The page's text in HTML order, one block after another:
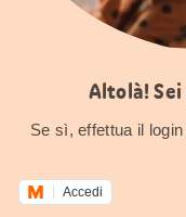
Altolà!
Se sì, effettua il
Accedi